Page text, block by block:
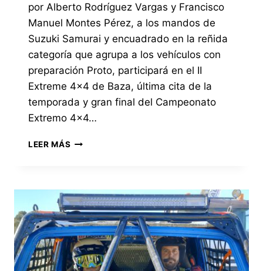
por Alberto Rodríguez Vargas y Francisco
Manuel Montes Pérez, a los mandos de
Suzuki Samurai y encuadrado en la reñida
categoría que agrupa a los vehículos con
preparación Proto, participará en el II
Extreme 4×4 de Baza, última cita de la
temporada y gran final del Campeonato
Extremo 4×4…
LEER MÁS
SUZUKI
SAMURAI
Y
EN
LA
CATEGORÍA
PROTO,